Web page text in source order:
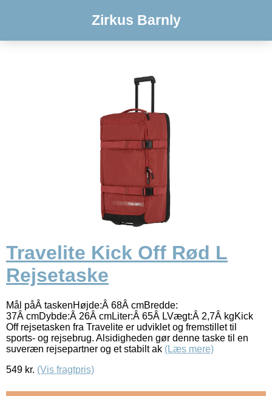
Zirkus Barnly
Travelite Kick Off Rød L
Rejsetaske
Mål påÂ taskenHøjde:Â 68Â cmBredde:
37Â cmDybde:Â 26Â cmLiter:Â 65Â LVægt:Â 2,7Â kgKick
Off rejsetasken fra Travelite er udviklet og fremstillet til
sports- og rejsebrug. Alsidigheden gør denne taske til en
suveræn rejsepartner og et stabilt ak (Læs mere)
549 kr. (Vis fragtpris)